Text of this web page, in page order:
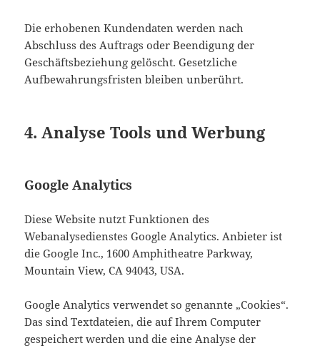
Die erhobenen Kundendaten werden nach
Abschluss des Auftrags oder Beendigung der
Geschäftsbeziehung gelöscht. Gesetzliche
Aufbewahrungsfristen bleiben unberührt.
4. Analyse Tools und Werbung
Google Analytics
Diese Website nutzt Funktionen des
Webanalysedienstes Google Analytics. Anbieter ist
die Google Inc., 1600 Amphitheatre Parkway,
Mountain View, CA 94043, USA.
Google Analytics verwendet so genannte „Cookies“.
Das sind Textdateien, die auf Ihrem Computer
gespeichert werden und die eine Analyse der